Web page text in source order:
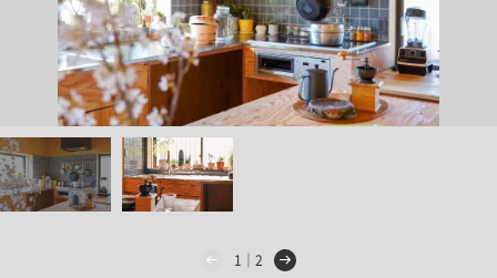
1｜2